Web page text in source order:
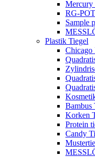
Mercury
RG-
Sample
Plastik Tiegel
Chicago
Bambus
Korken
Protein
Candy